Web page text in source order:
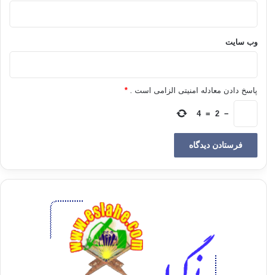
وب‌ سایت
پاسخ دادن معادله امنیتی الزامی است . *
−
2
=
4